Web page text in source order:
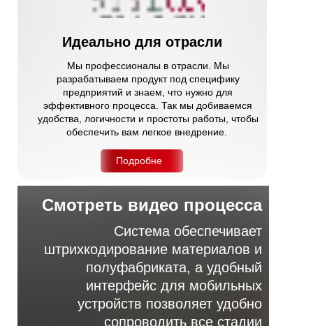
Подробне
е
Мы профессионалы в отрасли. Мы
разрабатываем продукт под специфику
предприятий и знаем, что нужно для
эффективного процесса. Так мы добиваемся
удобства, логичности и простоты работы, чтобы
обеспечить вам легкое внедрение.
Идеально для отрасли
Контроль процессов в реальном времени
Смотреть видео процесса
Система обеспечивает
штрихкодирование материалов и
полуфабриката, а удобный
интерфейс для мобильных
устройств позволяет удобно
сопроводить все стадии